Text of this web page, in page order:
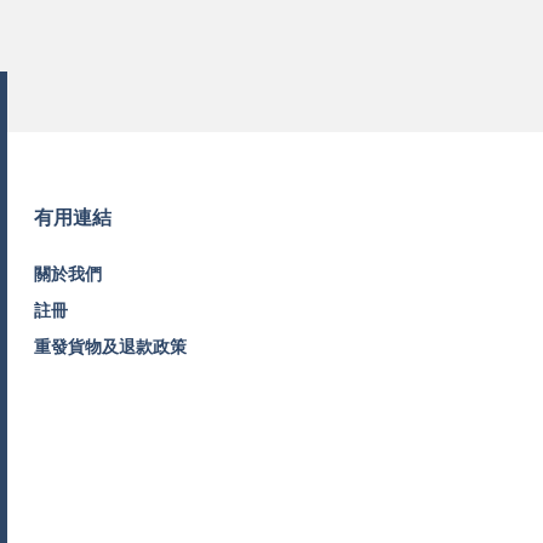
有用連結
關於我們
註冊
重發貨物及退款政策